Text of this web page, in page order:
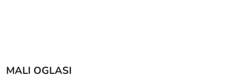
MALI OGLASI